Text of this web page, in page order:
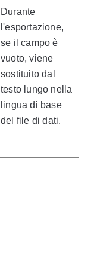
Durante
l'esportazione,
se il campo è
vuoto, viene
sostituito dal
testo lungo nella
lingua di base
del file di dati.